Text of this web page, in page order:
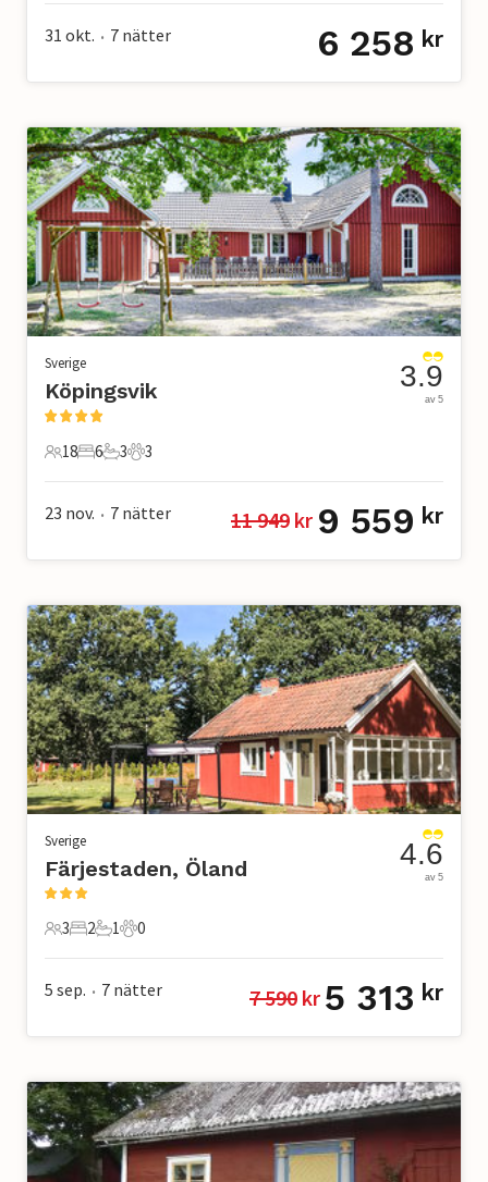
31 okt. • 7 nätter 6 258 kr
Sverige
Köpingsvik
18 Gäster
18
6 Sovrum
6
3 Badrum
3
3 Husdjur
3
3.9
av 5
23 nov. • 7 nätter 11 949 kr 9 559 kr
Sverige
Färjestaden, Öland
3 Gäster
3
2 Sovrum
2
1 Badrum
1
0 Husdjur
0
4.6
av 5
5 sep. • 7 nätter 7 590 kr 5 313 kr